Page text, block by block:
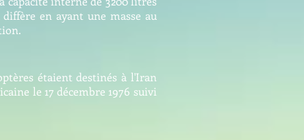
en ayant une masse au
étaient destinés à l'Iran
le 17 décembre 1976 suivi